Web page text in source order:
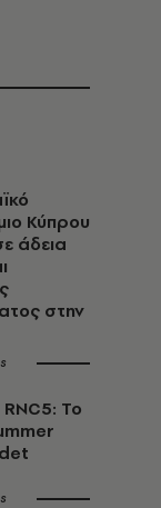
Κύπρου
άδεια
στην
RNC5: Το